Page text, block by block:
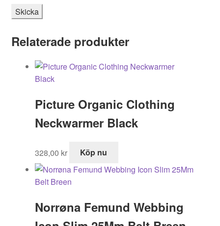
Relaterade produkter
Picture Organic Clothing
Neckwarmer Black
328,00 kr Köp nu
Norrøna Femund Webbing